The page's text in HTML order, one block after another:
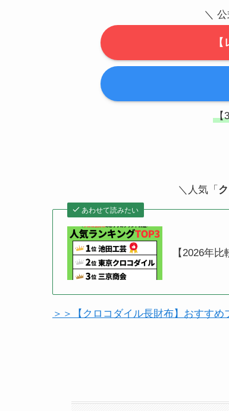
＼ 公
【
＼人気「
あわせて読みたい
【2026年
＞＞【クロコダイル長財布】おすすめ